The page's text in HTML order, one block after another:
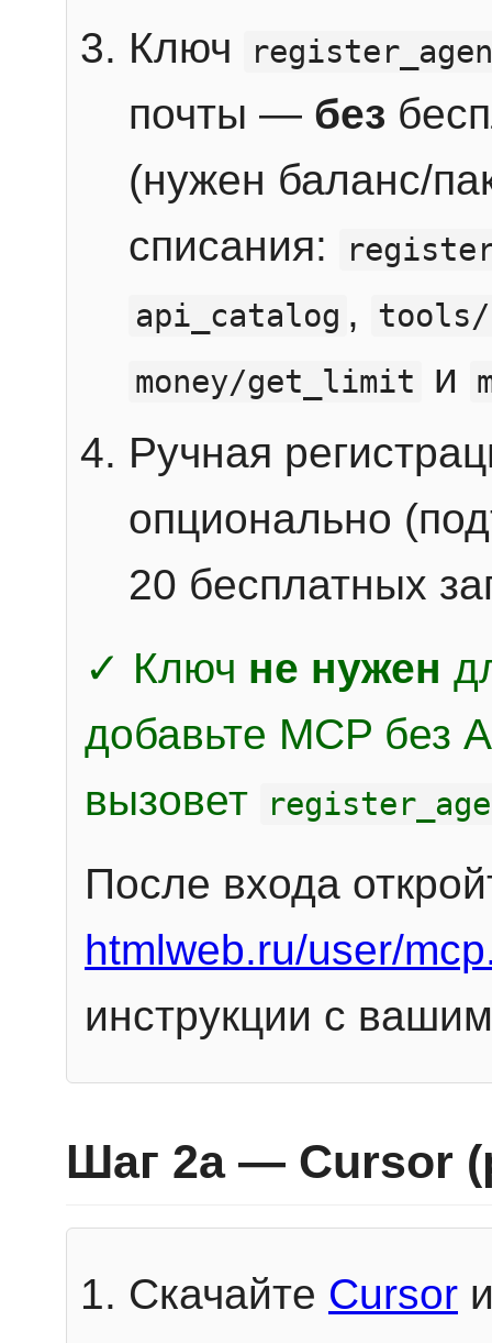
Ключ
почты — без
(нужен баланс/
списания:
api_catalog ,
money/get_limit
и
Ручная
опционально
20 бесплатных
✓ Ключ не нужен
добавьте MCP без
вызовет
После входа
htmlweb.ru/user/
инструкции с
Шаг 2a — Cursor
Скачайте Cursor